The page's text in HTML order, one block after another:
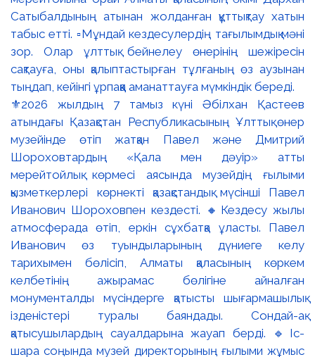
⚜️2026 жылдың 7 тамыз күні Әбілхан Қастеев
атындағы Қазақстан Республикасының Ұлттық өнер
музейінде өтіп жатқан Павел және Дмитрий
Шороховтардың «Қала мен дәуір» атты
мерейтойлық көрмесі аясында музейдің ғылыми
қызметкерлері көрнекті қазақстандық мүсінші Павел
Иванович Шороховпен кездесті. 🔸Кездесу жылы
атмосферада өтіп, еркін сұхбатқа ұласты. Павел
Иванович өз туындыларының дүниеге келу
тарихымен бөлісіп, Алматы қаласының көркем
келбетінің ажырамас бөлігіне айналған
монументалды мүсіндерге қатысты шығармашылық
ізденістері туралы баяндады. Сондай-ақ
қатысушылардың сауалдарына жауап берді. 🔹Іс-
шара соңында музей директорының ғылыми жұмыс